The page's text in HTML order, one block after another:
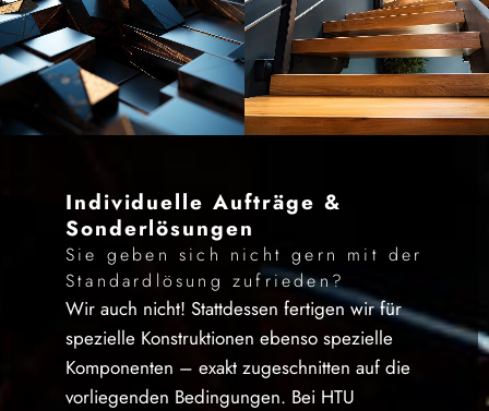
Individuelle Aufträge &
Sonderlösungen
Sie geben sich nicht gern mit der
Standardlösung zufrieden?
Wir auch nicht! Stattdessen fertigen wir für
spezielle Konstruktionen ebenso spezielle
Komponenten – exakt zugeschnitten auf die
vorliegenden Bedingungen. Bei HTU